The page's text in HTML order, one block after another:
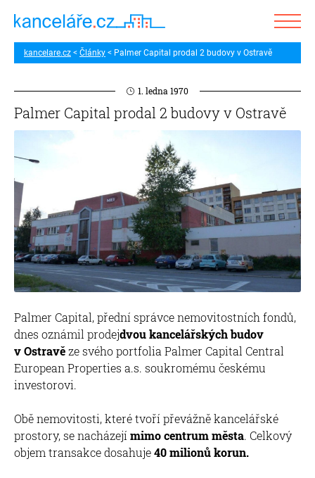
kancelare.cz Články Palmer Capital prodal 2 budovy v Ostravě
1. ledna 1970
Palmer Capital prodal 2 budovy v Ostravě
Palmer Capital, přední správce nemovitostních fondů,
dnes oznámil prodejdvou kancelářských budov
v Ostravěze svého portfolia Palmer Capital Central
European Properties a.s. soukromému českému
investorovi.
Obě nemovitosti, které tvoří převážně kancelářské
prostory, se nacházejí mimo centrum města. Celkový
objem transakce dosahuje40 milionů korun.